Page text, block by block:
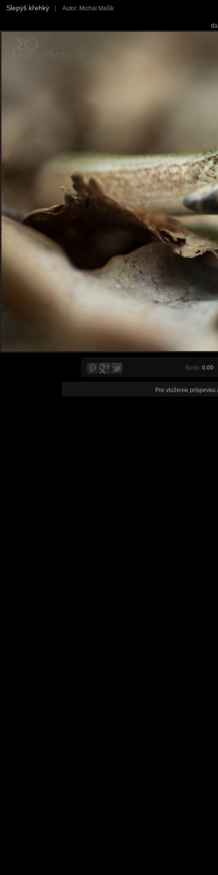
Slepýš křehký | Autor: Michal Mašík
Body: 0.00
Pre vloženie